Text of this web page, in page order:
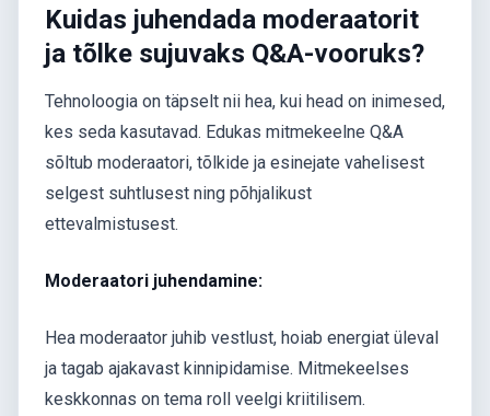
Kuidas juhendada moderaatorit
ja tõlke sujuvaks Q&A-vooruks?
Tehnoloogia on täpselt nii hea, kui head on inimesed,
kes seda kasutavad. Edukas mitmekeelne Q&A
sõltub moderaatori, tõlkide ja esinejate vahelisest
selgest suhtlusest ning põhjalikust
ettevalmistusest.
Moderaatori juhendamine:
Hea moderaator juhib vestlust, hoiab energiat üleval
ja tagab ajakavast kinnipidamise. Mitmekeelses
keskkonnas on tema roll veelgi kriitilisem.